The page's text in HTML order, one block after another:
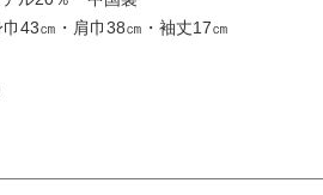
43㎝・肩巾38㎝・袖丈17㎝